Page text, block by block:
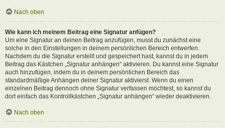
Nach oben
Wie kann ich meinem Beitrag eine Signatur anfügen?
Um eine Signatur an deinen Beitrag anzufügen, musst du zunächst eine
solche in den Einstellungen in deinem persönlichen Bereich entwerfen.
Nachdem du die Signatur erstellt und gespeichert hast, kannst du in jedem
Beitrag das Kästchen „Signatur anhängen“ aktivieren. Du kannst eine Signatur
auch hinzufügen, indem du in deinem persönlichen Bereich das
standardmäßige Anhängen deiner Signatur aktivierst. Wenn du einen
einzelnen Beitrag dennoch ohne Signatur verfassen möchtest, so kannst du
dort einfach das Kontrollkästchen „Signatur anhängen“ wieder deaktivieren.
Nach oben